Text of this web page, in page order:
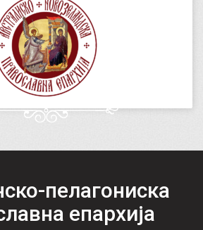
пелагониска
епархија